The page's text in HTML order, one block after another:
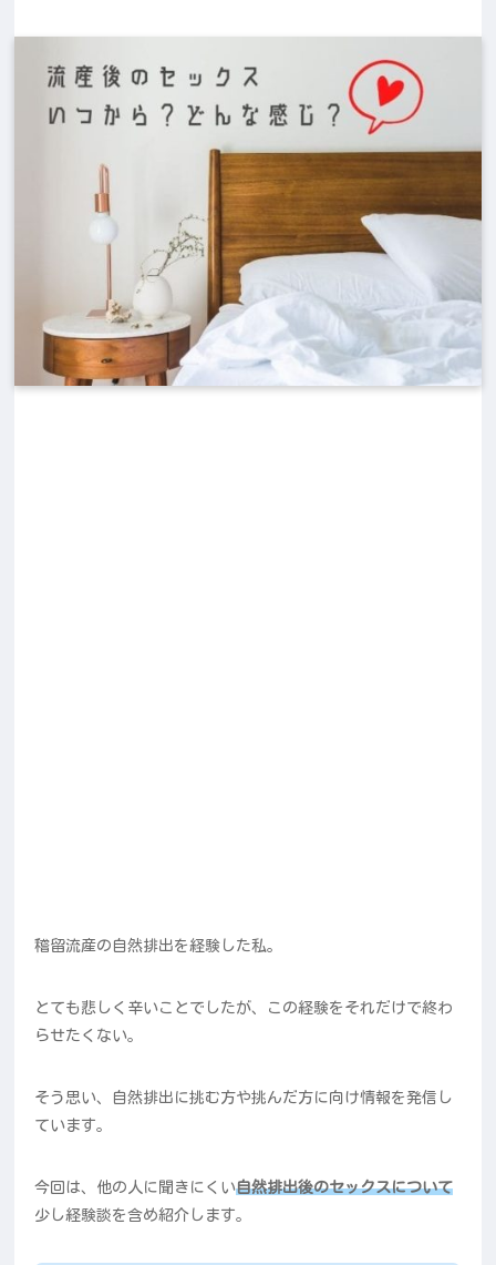
稽留流産の自然排出を経験した私。
とても悲しく辛いことでしたが、この経験をそれだけで終わ
らせたくない。
そう思い、自然排出に挑む方や挑んだ方に向け情報を発信し
ています。
今回は、他の人に聞きにくい自然排出後のセックスについて
少し経験談を含め紹介します。